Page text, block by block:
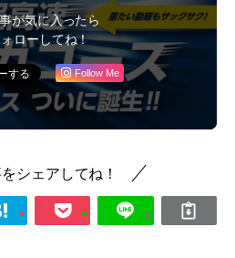
が気に入ったら
ローしてね！
Follow Me
シェアしてね！